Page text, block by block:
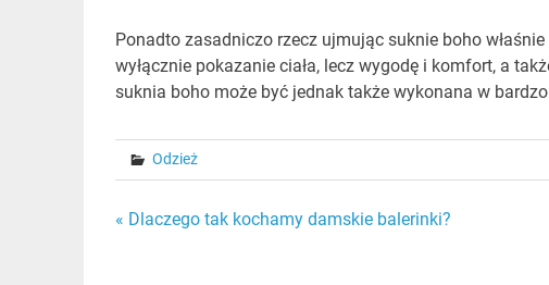
Ponadto zasadniczo rzecz ujmując suknie boho
wyłącznie pokazanie ciała, lecz wygodę i komfort, a
suknia boho może być jednak także wykonana w
Odzież
Nawigacja
« Dlaczego tak kochamy damskie balerinki?